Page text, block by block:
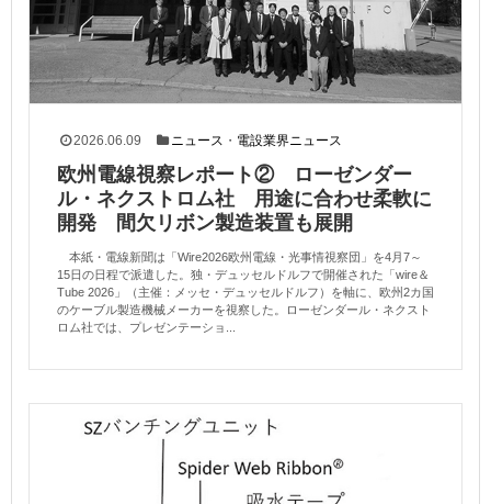
2026.06.09 ニュース ・ 電設業界ニュース
欧州電線視察レポート② ローゼンダー
ル・ネクストロム社 用途に合わせ柔軟に
開発 間欠リボン製造装置も展開
本紙・電線新聞は「Wire2026欧州電線・光事情視察団」を4月7～
15日の日程で派遣した。独・デュッセルドルフで開催された「wire＆
Tube 2026」（主催：メッセ・デュッセルドルフ）を軸に、欧州2カ国
のケーブル製造機械メーカーを視察した。ローゼンダール・ネクスト
ロム社では、プレゼンテーショ...